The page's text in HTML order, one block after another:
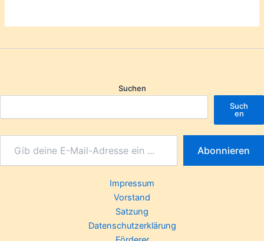
Suchen
Such
en
Abonnieren
Impressum
Vorstand
Satzung
Datenschutzerklärung